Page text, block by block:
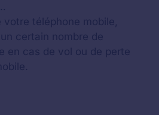
votre téléphone mobile,
certain nombre de
en cas de vol ou de perte